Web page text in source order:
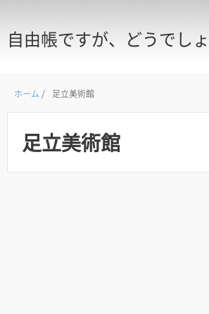
自由帳ですが、どうでし
ホーム / 足立美術館
足立美術館